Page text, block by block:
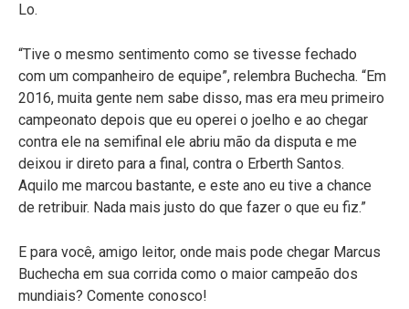
Lo.
“Tive o mesmo sentimento como se tivesse fechado
com um companheiro de equipe”, relembra Buchecha. “Em
2016, muita gente nem sabe disso, mas era meu primeiro
campeonato depois que eu operei o joelho e ao chegar
contra ele na semifinal ele abriu mão da disputa e me
deixou ir direto para a final, contra o Erberth Santos.
Aquilo me marcou bastante, e este ano eu tive a chance
de retribuir. Nada mais justo do que fazer o que eu fiz.”
E para você, amigo leitor, onde mais pode chegar Marcus
Buchecha em sua corrida como o maior campeão dos
mundiais? Comente conosco!